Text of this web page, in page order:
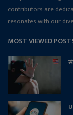
contributors are
resonates with our
MOST VIEWED